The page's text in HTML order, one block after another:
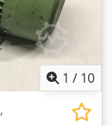
1 / 10